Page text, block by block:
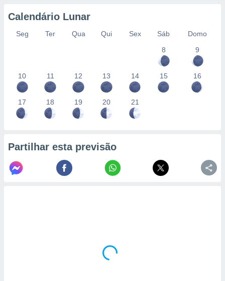
Calendário Lunar
Seg Ter Qua Qui Sex Sáb
Domo
8
9
10 11 12 13 14 15 16
17 18 19 20 21
Partilhar esta previsão